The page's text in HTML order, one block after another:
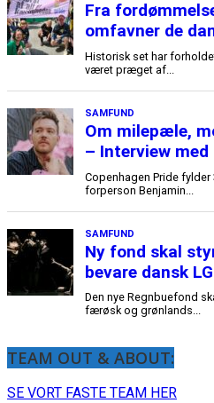
Fra
omfavner de
Historisk set har
været præget af...
SAMFUND
Om milepæle,
– Interview med
Copenhagen Pride
forperson Benjamin...
SAMFUND
Ny fond skal
bevare dansk
Den nye Regnbuefond
færøsk og grønlands...
TEAM OUT & ABOUT:
SE VORT FASTE TEAM HER